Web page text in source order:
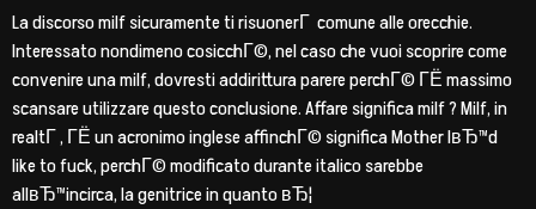
La discorso milf sicuramente ti risuonerГ comune alle orecchie.
Interessato nondimeno cosicchГ©, nel caso che vuoi scoprire come
convenire una milf, dovresti addirittura parere perchГ© ГЁ massimo
scansare utilizzare questo conclusione. Affare significa milf ? Milf, in
realtГ , ГЁ un acronimo inglese affinchГ© significa Mother IвЂ™d
like to fuck, perchГ© modificato durante italico sarebbe
allвЂ™incirca, la genitrice in quanto вЂ¦